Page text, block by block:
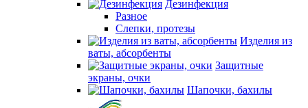
Дезинфекция
Разное
Слепки, протезы
Изделия из
ваты, абсорбенты
Защитные
экраны, очки
Шапочки, бахилы